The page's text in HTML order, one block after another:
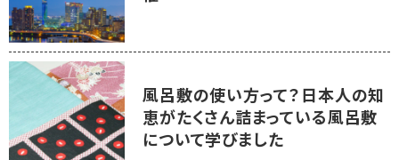
風呂敷の使い方って？日本人の知
恵がたくさん詰まっている風呂敷
について学びました